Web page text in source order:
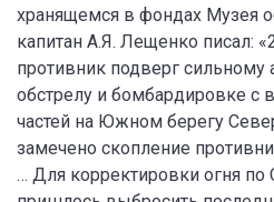
хранящемся в фондах Музея
капитан А.Я. Лещенко писал:
противник подверг сильному
обстрелу и бомбардировке с
частей на Южном берегу
замечено скопление
… Для корректировки огня по